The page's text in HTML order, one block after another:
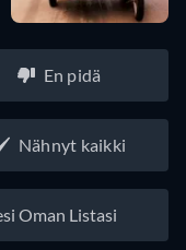
En pidä
Nähnyt kaikki
Oman Listasi